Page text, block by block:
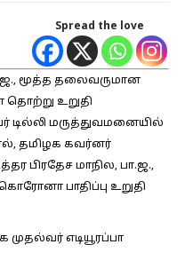
Spread the love
மூத்த தலைவருமான
தொற்று உறுதி
டில்லி மருத்துவமனையில்
தமிழக கவர்னர்
பிரதேச மாநில, பா.ஜ.,
பாதிப்பு உறுதி
எடியூரப்பா